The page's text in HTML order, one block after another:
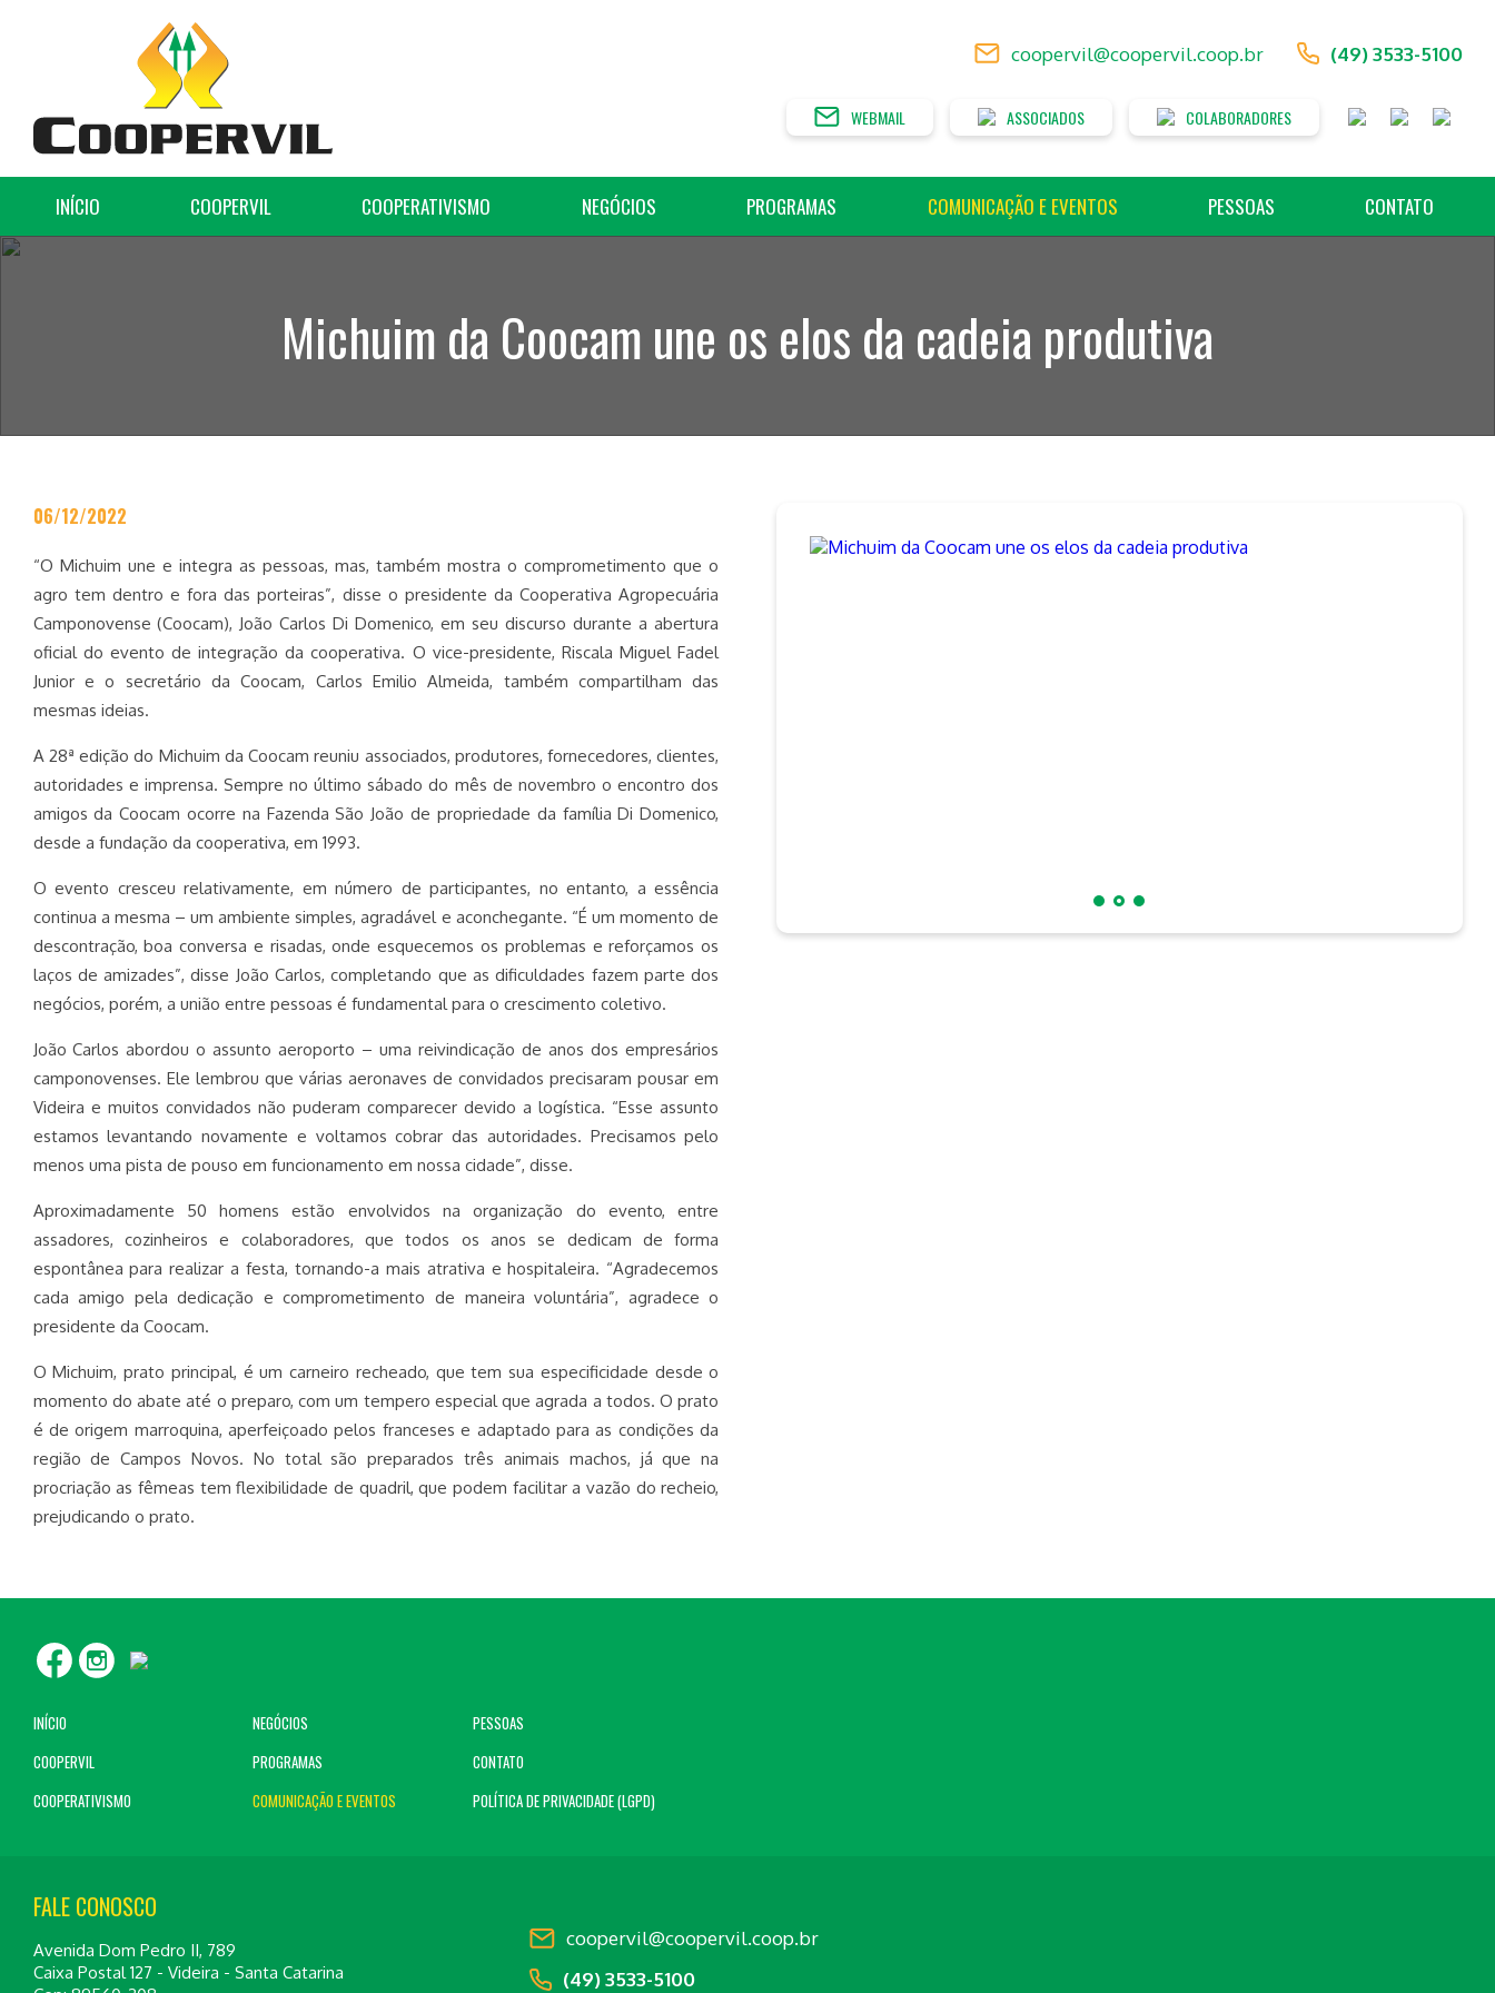
coopervil@coopervil.coop.br (49) 3533-5100
WEBMAIL ASSOCIADOS COLABORADORES
INÍCIO COOPERVIL COOPERATIVISMO NEGÓCIOS PROGRAMAS COMUNICAÇÃO E EVENTOS PESSOAS CONTATO
Michuim da Coocam une os elos da cadeia produtiva
06/12/2022
“O Michuim une e integra as pessoas, mas, também mostra o comprometimento que o
agro tem dentro e fora das porteiras”, disse o presidente da Cooperativa Agropecuária
Camponovense (Coocam), João Carlos Di Domenico, em seu discurso durante a abertura
oficial do evento de integração da cooperativa. O vice-presidente, Riscala Miguel Fadel
Junior e o secretário da Coocam, Carlos Emilio Almeida, também compartilham das
mesmas ideias.
A 28ª edição do Michuim da Coocam reuniu associados, produtores, fornecedores, clientes,
autoridades e imprensa. Sempre no último sábado do mês de novembro o encontro dos
amigos da Coocam ocorre na Fazenda São João de propriedade da família Di Domenico,
desde a fundação da cooperativa, em 1993.
O evento cresceu relativamente, em número de participantes, no entanto, a essência
continua a mesma – um ambiente simples, agradável e aconchegante. “É um momento de
descontração, boa conversa e risadas, onde esquecemos os problemas e reforçamos os
laços de amizades”, disse João Carlos, completando que as dificuldades fazem parte dos
negócios, porém, a união entre pessoas é fundamental para o crescimento coletivo.
João Carlos abordou o assunto aeroporto – uma reivindicação de anos dos empresários
camponovenses. Ele lembrou que várias aeronaves de convidados precisaram pousar em
Videira e muitos convidados não puderam comparecer devido a logística. “Esse assunto
estamos levantando novamente e voltamos cobrar das autoridades. Precisamos pelo
menos uma pista de pouso em funcionamento em nossa cidade”, disse.
Aproximadamente 50 homens estão envolvidos na organização do evento, entre
assadores, cozinheiros e colaboradores, que todos os anos se dedicam de forma
espontânea para realizar a festa, tornando-a mais atrativa e hospitaleira. “Agradecemos
cada amigo pela dedicação e comprometimento de maneira voluntária”, agradece o
presidente da Coocam.
O Michuim, prato principal, é um carneiro recheado, que tem sua especificidade desde o
momento do abate até o preparo, com um tempero especial que agrada a todos. O prato
é de origem marroquina, aperfeiçoado pelos franceses e adaptado para as condições da
região de Campos Novos. No total são preparados três animais machos, já que na
procriação as fêmeas tem flexibilidade de quadril, que podem facilitar a vazão do recheio,
prejudicando o prato.
INÍCIO NEGÓCIOS
PESSOAS
COOPERVIL
PROGRAMAS
CONTATO
COOPERATIVISMO
COMUNICAÇÃO E EVENTOS POLÍTICA DE PRIVACIDADE (LGPD)
FALE CONOSCO
Avenida Dom Pedro II, 789
Caixa Postal 127 - Videira - Santa Catarina
coopervil@coopervil.coop.br
(49) 3533-5100